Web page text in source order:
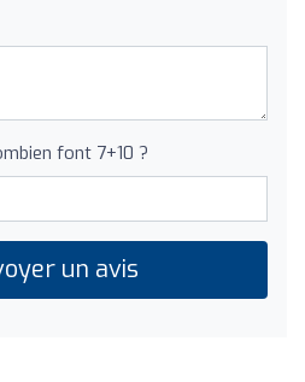
font 7+10 ?
un avis